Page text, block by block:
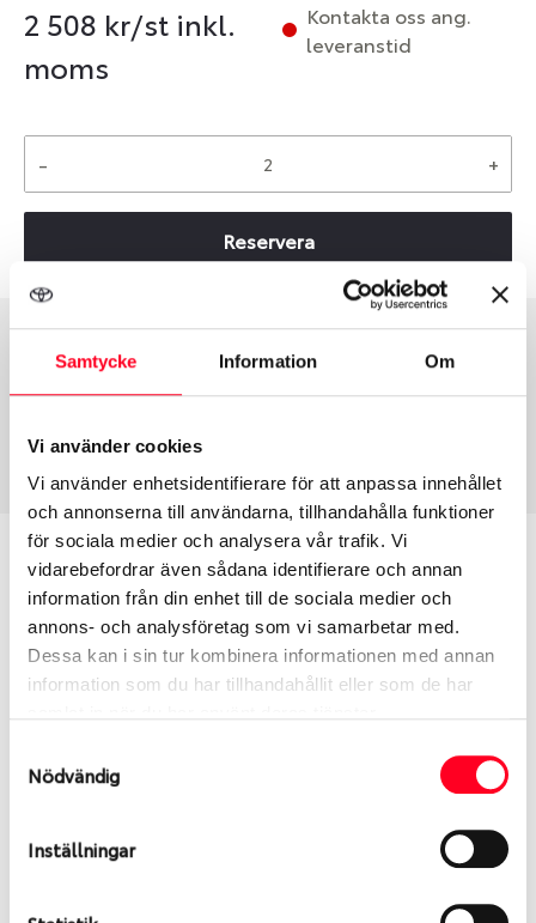
Samtycke Information Om
Vi använder cookies
Vi använder enhetsidentifierare för att anpassa innehållet
och annonserna till användarna, tillhandahålla funktioner
för sociala medier och analysera vår trafik. Vi
vidarebefordrar även sådana identifierare och annan
information från din enhet till de sociala medier och
annons- och analysföretag som vi samarbetar med.
Dessa kan i sin tur kombinera informationen med annan
information som du har tillhandahållit eller som de har
Nödvändig
Inställningar
2 508 kr/st inkl.
moms
Kontakta oss ang.
leveranstid
- +
Reservera
Däcktyp
Sommar
Däckstorlek
225/45 R 18 95Y
3389
Passar detta däck min bil?
Ange registreringsnummer för att se om det däck
du valt passar din bilmodell. Om du köper däck som
skall sättas på dina befintliga fälgar, se till att kolla
årens lopp och inte vara samma dimension som
bilen hade ut från fabrik.